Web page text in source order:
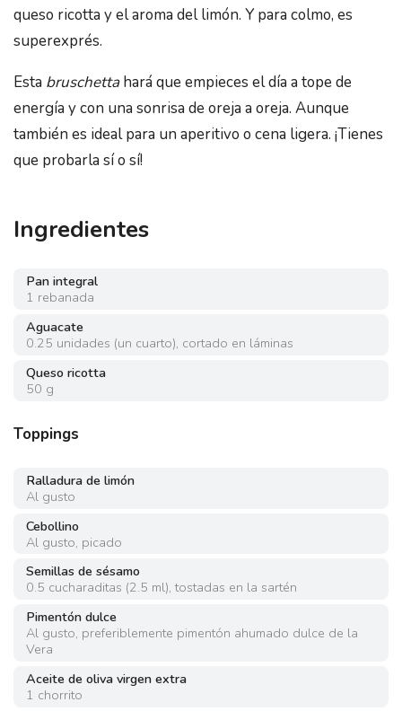
queso ricotta y el aroma del limón. Y para colmo, es
superexprés.
Esta bruschettahará que empieces el día a tope de
energía y con una sonrisa de oreja a oreja. Aunque
también es ideal para un aperitivo o cena ligera. ¡Tienes
que probarla sí o sí!
Ingredientes
Pan integral
1 rebanada
Aguacate
0.25 unidades (un cuarto), cortado en láminas
Queso ricotta
50 g
Toppings
Ralladura de limón
Al gusto
Cebollino
Al gusto, picado
Semillas de sésamo
0.5 cucharaditas (2.5 ml),tostadas en la sartén
Pimentón dulce
Al gusto, preferiblemente pimentón ahumado dulce de la
Vera
Aceite de oliva virgen extra
1 chorrito